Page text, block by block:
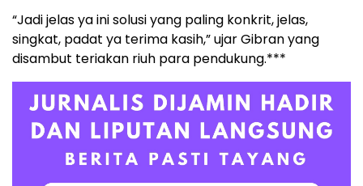
“Jadi jelas ya ini solusi yang paling konkrit, jelas,
singkat, padat ya terima kasih,” ujar Gibran yang
disambut teriakan riuh para pendukung.***